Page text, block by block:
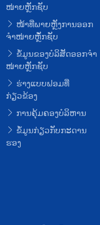
ໜ່າຍຫຼັກຊັບ
ໜ້າທີ່ພາຍຫຼັງການອອກ
ຈໍາໜ່າຍຫຼັໍກຊັບ
ຂໍ້ມູນຂອງບໍລິສັດອອກຈໍາ
ໜ່າຍຫຼັກຊັບ
ຮ່າງແບບຟອມທີ່
ກ່ຽວຂ້ອງ
ການຄຸ້ມຄອງບໍລິຫານ
ຂໍ້ມູນກ່ຽວກັບກະດານ
ຮອງ